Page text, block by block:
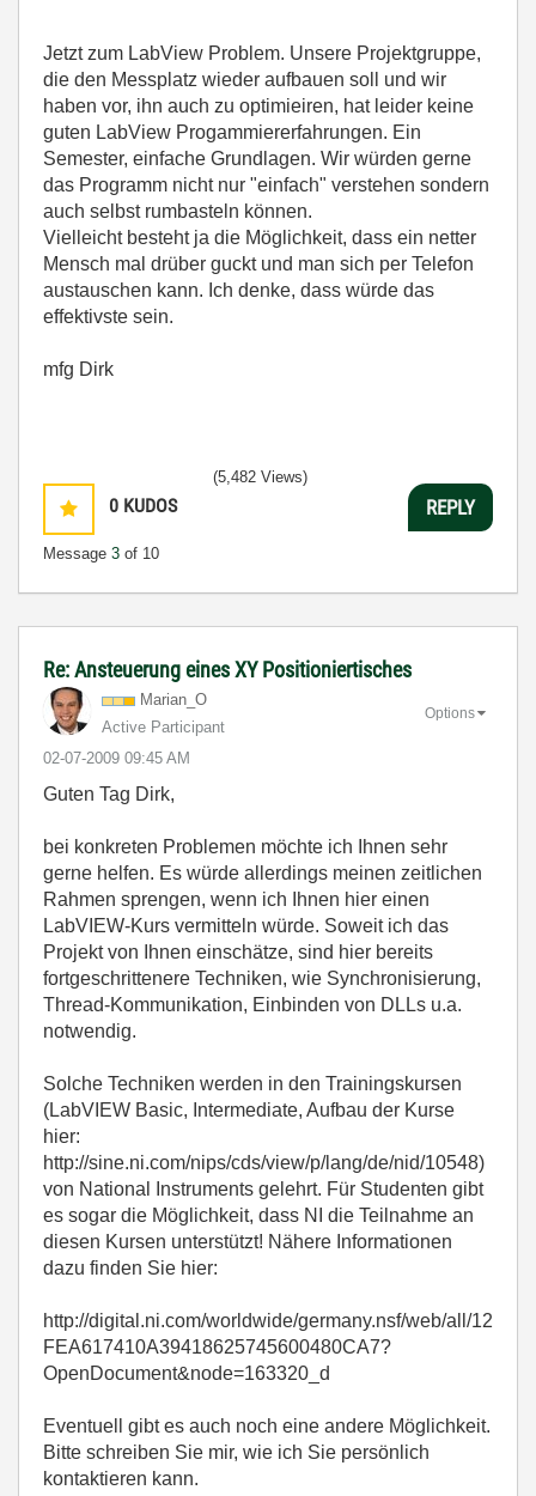
Jetzt zum LabView Problem. Unsere Projektgruppe,
die den Messplatz wieder aufbauen soll und wir
haben vor, ihn auch zu optimieiren, hat leider keine
guten LabView Progammiererfahrungen. Ein
Semester, einfache Grundlagen. Wir würden gerne
das Programm nicht nur "einfach" verstehen sondern
auch selbst rumbasteln können.
Vielleicht besteht ja die Möglichkeit, dass ein netter
Mensch mal drüber guckt und man sich per Telefon
austauschen kann. Ich denke, dass würde das
effektivste sein.
mfg Dirk
0 KUDOS
Message 3 of 10
(5,482 Views)
REPLY
Re: Ansteuerung eines XY Positioniertisches
Marian_O
Active Participant
‎02-07-2009 09:45 AM
Options
Guten Tag Dirk,
bei konkreten Problemen möchte ich Ihnen sehr
gerne helfen. Es würde allerdings meinen zeitlichen
Rahmen sprengen, wenn ich Ihnen hier einen
LabVIEW-Kurs vermitteln würde. Soweit ich das
Projekt von Ihnen einschätze, sind hier bereits
fortgeschrittenere Techniken, wie Synchronisierung,
Thread-Kommunikation, Einbinden von DLLs u.a.
notwendig.
Solche Techniken werden in den Trainingskursen
(LabVIEW Basic, Intermediate, Aufbau der Kurse
hier:
http://sine.ni.com/nips/cds/view/p/lang/de/nid/10548)
von National Instruments gelehrt. Für Studenten gibt
es sogar die Möglichkeit, dass NI die Teilnahme an
diesen Kursen unterstützt! Nähere Informationen
dazu finden Sie hier:
http://digital.ni.com/worldwide/germany.nsf/web/all/12
FEA617410A39418625745600480CA7?
OpenDocument&node=163320_d
Eventuell gibt es auch noch eine andere Möglichkeit.
Bitte schreiben Sie mir, wie ich Sie persönlich
kontaktieren kann.